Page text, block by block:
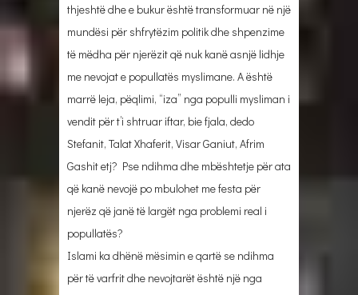
thjeshtë dhe e bukur është transformuar në një
mundësi për shfrytëzim politik dhe shpenzime
të mëdha për njerëzit që nuk kanë asnjë lidhje
me nevojat e popullatës myslimane. A është
marrë leja, pëqlimi, “iza” nga populli mysliman i
vendit për t’i shtruar iftar, bie fjala, dedo
Stefanit, Talat Xhaferit, Visar Ganiut, Afrim
Gashit etj? Pse ndihma dhe mbështetje për ata
që kanë nevojë po mbulohet me festa për
njerëz që janë të largët nga problemi real i
popullatës?
Islami ka dhënë mësimin e qartë se ndihma
për të varfrit dhe nevojtarët është një nga